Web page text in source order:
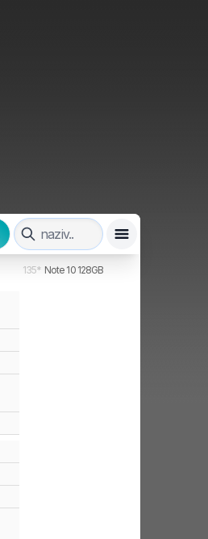
135* Note 10 128GB